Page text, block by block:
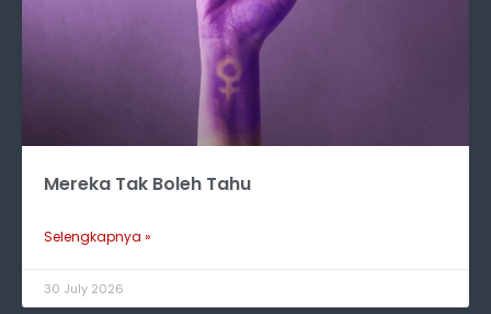
Mereka Tak Boleh Tahu
Selengkapnya »
30 July 2026